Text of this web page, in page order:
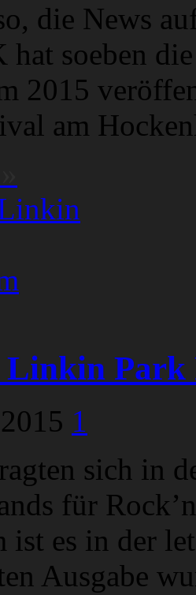
die News
soeben
2015
am
Park
1
sich in
für
ist es in der
Ausgabe